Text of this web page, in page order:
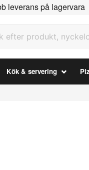
leverans på lagervara
Kök & servering